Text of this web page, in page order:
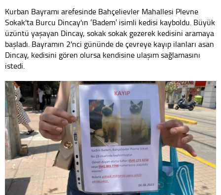
Kurban Bayramı arefesinde Bahçelievler Mahallesi Plevne
Sokak'ta Burcu Dincay'ın ‘Badem’ isimli kedisi kayboldu. Büyük
üzüntü yaşayan Dincay, sokak sokak gezerek kedisini aramaya
başladı. Bayramın 2'nci gününde de çevreye kayıp ilanları asan
Dincay, kedisini gören olursa kendisine ulaşım sağlamasını
istedi.